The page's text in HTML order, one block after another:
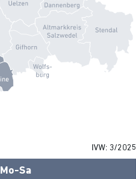
IVW: 3/2025
Mo-Sa